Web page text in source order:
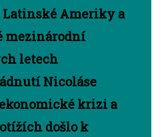
Ameriky a
mezinárodní
letech
Nicoláse
krizi a
došlo k